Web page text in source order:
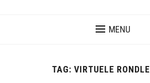
MENU
TAG: VIRTUELE